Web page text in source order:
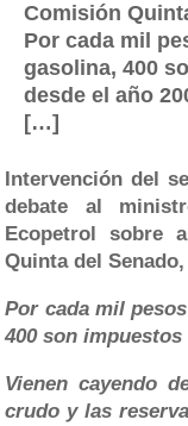
Comisión
Por cada mil
gasolina, 400
desde el año
[…]
Intervención del
debate al
Ecopetrol sobre
Quinta del
Por cada mil
400 son impuestos
Vienen cayendo
crudo y las